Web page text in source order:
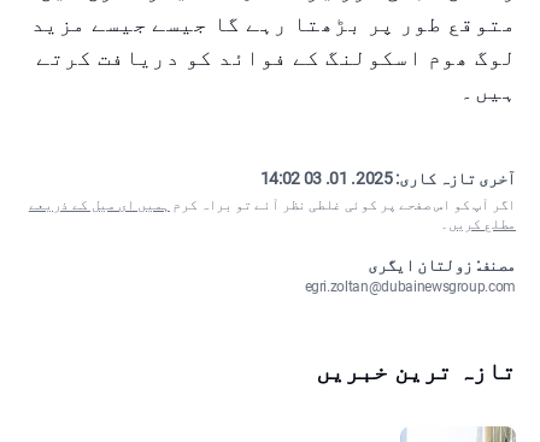
متوقع طور پر بڑھتا رہے گا جیسے جیسے مزید
لوگ ھوم اسکولنگ کے فوائد کو دریافت کرتے
ہیں۔
آخری تازہ کاری:2025. 01. 03 14:02
اگر آپ کو اس صفحے پر کوئی غلطی نظر آئے تو براہ کرم ہمیں ای میل کے ذریعے
مطلع کریں ۔
مصنف: زولتان ایگری
egri.zoltan@dubainewsgroup.com
تازہ ترین خبریں